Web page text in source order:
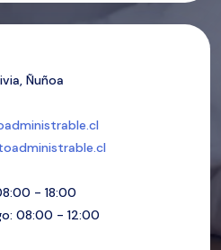
Ñuñoa
- 18:00
08:00 - 12:00